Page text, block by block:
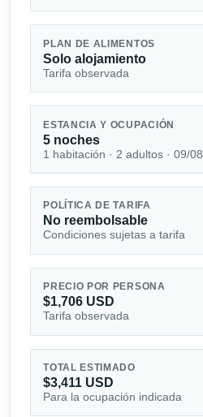
PLAN DE ALIMENTOS
Solo alojamiento
Tarifa observada
ESTANCIA Y OCUPACIÓN
5 noches
1 habitación · 2 adultos · 09/
POLÍTICA DE TARIFA
No reembolsable
Condiciones sujetas a tarifa
PRECIO POR PERSONA
$1,706 USD
Tarifa observada
TOTAL ESTIMADO
$3,411 USD
Para la ocupación indicada